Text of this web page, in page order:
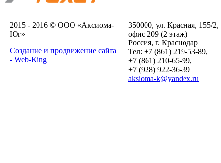
2015 - 2016 © ООО «Аксиома-
Юг»
Создание и продвижение сайта
- Web-King
350000, ул. Красная, 155/2,
офис 209 (2 этаж)
Россия, г. Краснодар
Тел: +7 (861) 219-53-89,
+7 (861) 210-65-99,
+7 (928) 922-36-39
aksioma-k@yandex.ru